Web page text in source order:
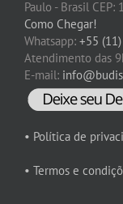
Paulo - Brasil CEP:
Como Chegar!
Whatsapp: +55
Atendimento das
E-mail:
• Política de
• Termos e